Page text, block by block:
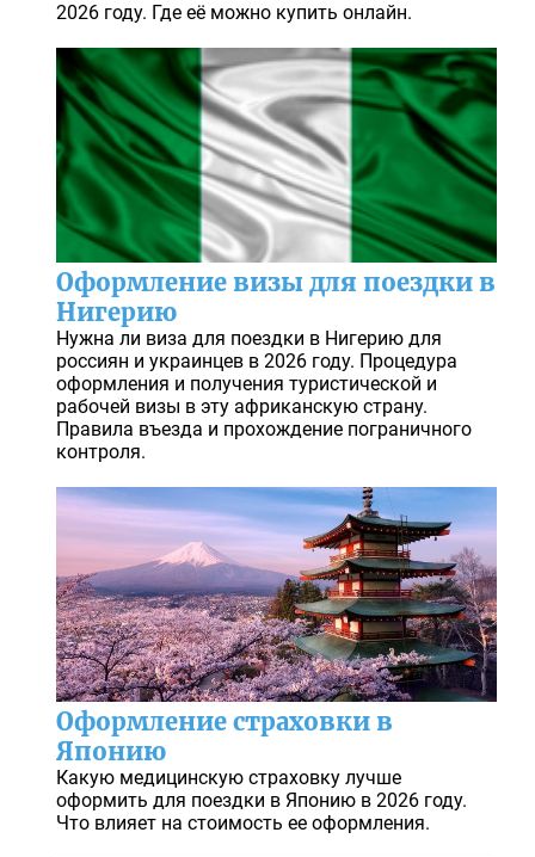
2026 году. Где её можно купить онлайн.
Оформление визы для поездки в
Нигерию
Нужна ли виза для поездки в Нигерию для
россиян и украинцев в 2026 году. Процедура
оформления и получения туристической и
рабочей визы в эту африканскую страну.
Правила въезда и прохождение пограничного
контроля.
Оформление страховки в
Японию
Какую медицинскую страховку лучше
оформить для поездки в Японию в 2026 году.
Что влияет на стоимость ее оформления.